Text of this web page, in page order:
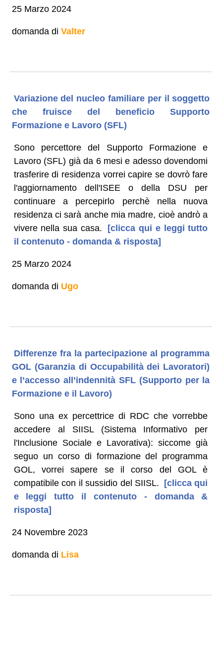
25 Marzo 2024
domanda di Valter
Variazione del nucleo familiare per il soggetto
che fruisce del beneficio Supporto
Formazione e Lavoro (SFL)
Sono percettore del Supporto Formazione e
Lavoro (SFL) già da 6 mesi e adesso dovendomi
trasferire di residenza vorrei capire se dovrò fare
l'aggiornamento dell'ISEE o della DSU per
continuare a percepirlo perchè nella nuova
residenza ci sarà anche mia madre, cioè andrò a
vivere nella sua casa.
[clicca qui e leggi tutto
il contenuto - domanda & risposta]
25 Marzo 2024
domanda di Ugo
Differenze fra la partecipazione al programma
GOL (Garanzia di Occupabilità dei Lavoratori)
e l’accesso all’indennità SFL (Supporto per la
Formazione e il Lavoro)
Sono una ex percettrice di RDC che vorrebbe
accedere al SIISL (Sistema Informativo per
l'Inclusione Sociale e Lavorativa): siccome già
seguo un corso di formazione del programma
GOL, vorrei sapere se il corso del GOL è
compatibile con il sussidio del SIISL. [clicca qui
e leggi tutto il contenuto - domanda &
risposta]
24 Novembre 2023
domanda di Lisa